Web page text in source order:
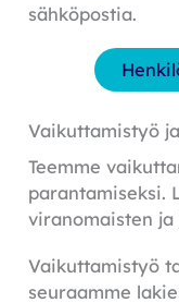
sähköpostia.
Vaikuttamistyö
Teemme
parantamiseksi.
viranomaisten ja
Vaikuttamistyö
seuraamme